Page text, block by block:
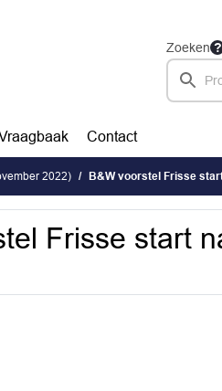
Zoeken
Contact
2022) B&W voorstel Frisse
Frisse start